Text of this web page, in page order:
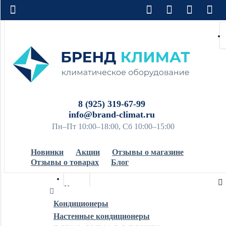
8 (925) 319-67-99
info@brand-climat.ru
Пн–Пт 10:00–18:00, Сб 10:00–15:00
Новинки Акции
Отзывы о магазине
Отзывы о товарах
Блог
Кондиционеры
Обогреватели
Кондиционеры
Настенные кондиционеры